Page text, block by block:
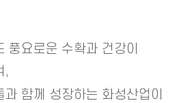
풍요로운 수확과 건강이
,
함께 성장하는 화성산업이